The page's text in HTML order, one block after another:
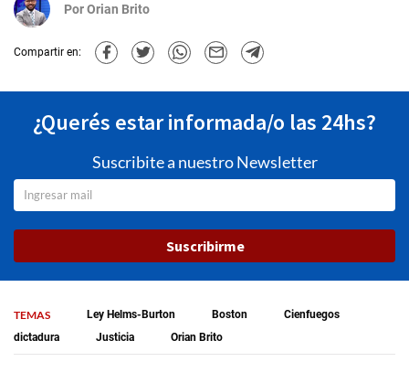
PorOrian Brito
Compartir en:
¿Querés estar informada/o las 24hs?
Suscribite a nuestro Newsletter
Suscribirme
TEMAS Ley Helms-Burton Boston
Cienfuegos
dictadura
Justicia Orian Brito